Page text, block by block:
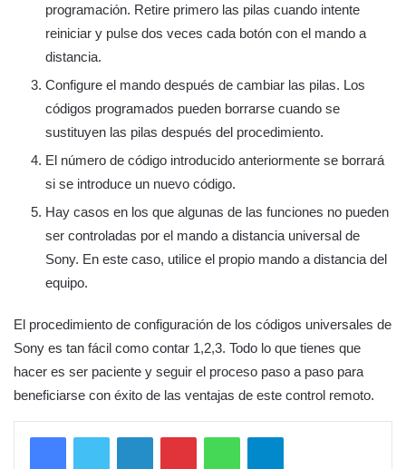
programación. Retire primero las pilas cuando intente
reiniciar y pulse dos veces cada botón con el mando a
distancia.
Configure el mando después de cambiar las pilas. Los
códigos programados pueden borrarse cuando se
sustituyen las pilas después del procedimiento.
El número de código introducido anteriormente se borrará
si se introduce un nuevo código.
Hay casos en los que algunas de las funciones no pueden
ser controladas por el mando a distancia universal de
Sony. En este caso, utilice el propio mando a distancia del
equipo.
El procedimiento de configuración de los códigos universales de
Sony es tan fácil como contar 1,2,3. Todo lo que tienes que
hacer es ser paciente y seguir el proceso paso a paso para
beneficiarse con éxito de las ventajas de este control remoto.
LinkedInPinterestWhatsAppTelegram